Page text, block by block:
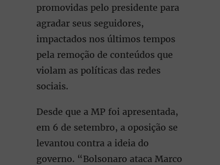
promovidas pelo presidente para
agradar seus seguidores,
impactados nos últimos tempos
pela remoção de conteúdos que
violam as políticas das redes
sociais.
Desde que a MP foi apresentada,
em 6 de setembro, a oposição se
levantou contra a ideia do
governo. “Bolsonaro ataca Marco